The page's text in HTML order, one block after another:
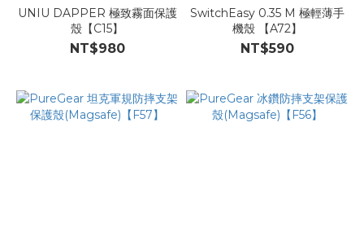
UNIU DAPPER 極致霧面保護
殼【C15】
NT$980
SwitchEasy 0.35 M 極輕薄手
機殼 【A72】
NT$590